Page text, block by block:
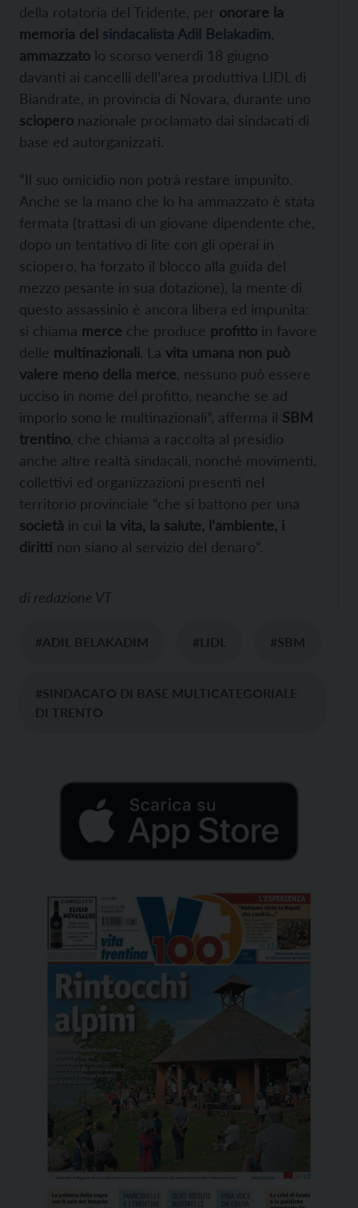
della rotatoria del Tridente, per onorare la
memoria del sindacalista Adil Belakadim
ammazzato lo scorso venerdì 18 giugno
davanti ai cancelli dell’area produttiva LIDL di
Biandrate, in provincia di Novara, durante uno
sciopero nazionale proclamato dai sindacati di
base ed autorganizzati.
“Il suo omicidio non potrà restare impunito.
Anche se la mano che lo ha ammazzato è stata
fermata (trattasi di un giovane dipendente che,
dopo un tentativo di lite con gli operai in
sciopero, ha forzato il blocco alla guida del
mezzo pesante in sua dotazione), la mente di
questo assassinio è ancora libera ed impunita:
si chiama merce che produce profitto in favore
delle multinazionali. La vita umana non può
valere meno della merce , nessuno può essere
ucciso in nome del profitto, neanche se ad
imporlo sono le multinazionali”, afferma il SBM
trentino , che chiama a raccolta al presidio
anche altre realtà sindacali, nonché movimenti,
collettivi ed organizzazioni presenti nel
territorio provinciale “che si battono per una
società in cui la vita, la salute, l’ambiente, i
diritti non siano al servizio del denaro”.
di redazione VT
#ADIL BELAKADIM #LIDL #SBM
#SINDACATO DI BASE MULTICATEGORIALE
DI TRENTO